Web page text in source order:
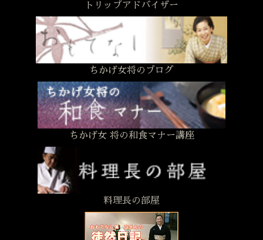
トリップアドバイザー
ちかげ女将のブログ
ちかげ女 将の和食マナー講座
料理長の部屋